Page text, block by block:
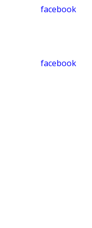
facebook
facebook